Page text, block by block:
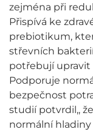
zejména při
Přispívá ke
prebiotikum,
střevních
potřebují upravit
Podporuje
bezpečnost
studií potvrdil,,
normální